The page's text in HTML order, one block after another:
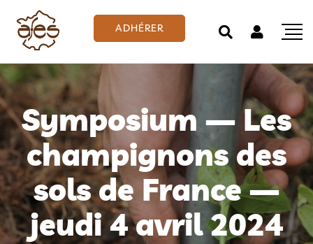
ADHÉRER
Symposium — Les
champignons des
sols de France —
jeudi 4 avril 2024